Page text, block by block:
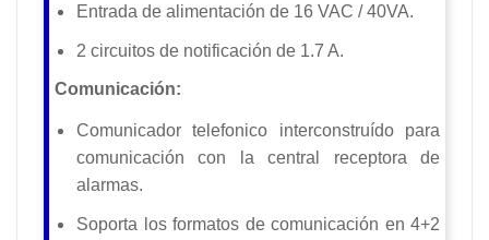
Entrada de alimentación de 16 VAC / 40VA.
2 circuitos de notificación de 1.7 A.
Comunicación:
Comunicador telefonico interconstruído para
comunicación con la central receptora de
alarmas.
Soporta los formatos de comunicación en 4+2